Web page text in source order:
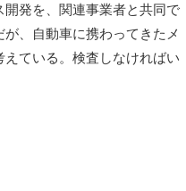
発を、関連事業者と共同で
、自動車に携わってきたメ
ている。検査しなければい